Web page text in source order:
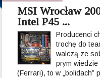
MSI Wrocław
Intel P45 ...
Producenci
trochę do
walczą ze
prym
(Ferrari), to w „bolidach”